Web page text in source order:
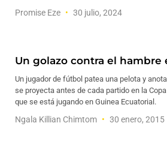
Promise Eze 30 julio, 2024
Un golazo contra el hambre
Un jugador de fútbol patea una pelota y
se proyecta antes de cada partido en la
que se está jugando en Guinea Ecuatorial.
Ngala Killian Chimtom 30 enero, 2015